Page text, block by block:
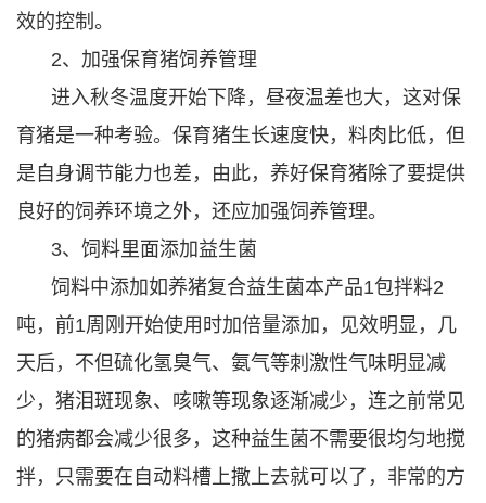
效的控制。
2、加强保育猪饲养管理
进入秋冬温度开始下降，昼夜温差也大，这对保
育猪是一种考验。保育猪生长速度快，料肉比低，但
是自身调节能力也差，由此，养好保育猪除了要提供
良好的饲养环境之外，还应加强饲养管理。
3、饲料里面添加益生菌
饲料中添加如养猪复合益生菌本产品1包拌料2
吨，前1周刚开始使用时加倍量添加，见效明显，几
天后，不但硫化氢臭气、氨气等刺激性气味明显减
少，猪泪斑现象、咳嗽等现象逐渐减少，连之前常见
的猪病都会减少很多，这种益生菌不需要很均匀地搅
拌，只需要在自动料槽上撒上去就可以了，非常的方